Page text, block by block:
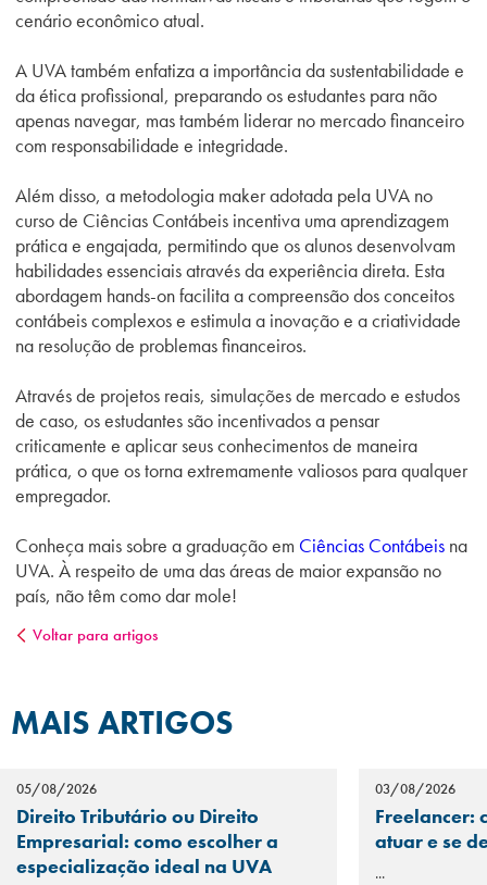
cenário econômico atual.
A UVA também enfatiza a importância da sustentabilidade e
da ética profissional, preparando os estudantes para não
apenas navegar, mas também liderar no mercado financeiro
com responsabilidade e integridade.
Além disso, a metodologia maker adotada pela UVA no
curso de Ciências Contábeis incentiva uma aprendizagem
prática e engajada, permitindo que os alunos desenvolvam
habilidades essenciais através da experiência direta. Esta
abordagem hands-on facilita a compreensão dos conceitos
contábeis complexos e estimula a inovação e a criatividade
na resolução de problemas financeiros.
Através de projetos reais, simulações de mercado e estudos
de caso, os estudantes são incentivados a pensar
criticamente e aplicar seus conhecimentos de maneira
prática, o que os torna extremamente valiosos para qualquer
empregador.
Conheça mais sobre agraduação em Ciências Contábeis na
UVA. À respeito de uma das áreas de maior expansão no
país, não têm como dar mole!
Voltar para artigos
MAIS ARTIGOS
05/08/2026
Direito Tributário ou Direito
Empresarial: como escolher a
especialização ideal na UVA
03/08/2026
Freelancer:
atuar e se
...